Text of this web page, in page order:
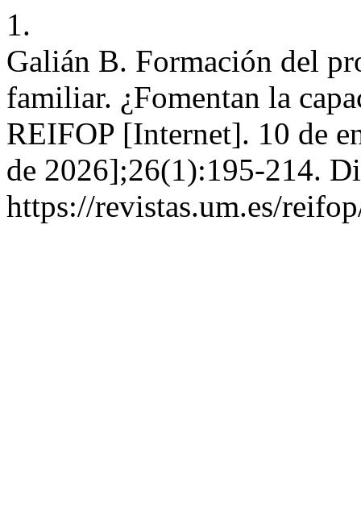
1.
Galián B. Formación del
familiar. ¿Fomentan la
REIFOP [Internet]. 10 de
de 2026];26(1):195-214.
https://revistas.um.es/